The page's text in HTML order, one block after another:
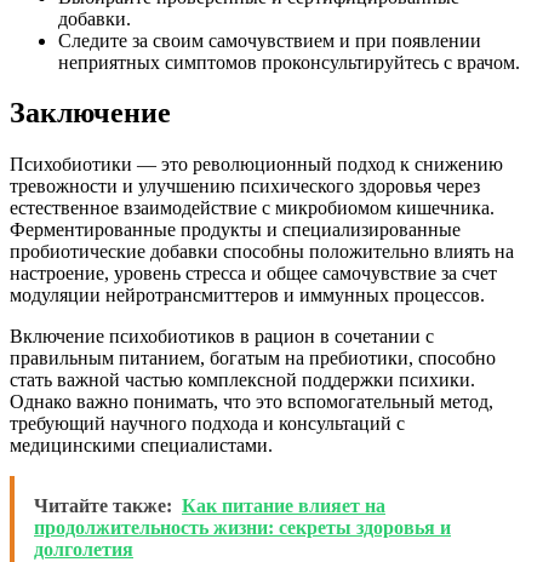
добавки.
Следите за своим самочувствием и при появлении
неприятных симптомов проконсультируйтесь с врачом.
Заключение
Психобиотики — это революционный подход к снижению
тревожности и улучшению психического здоровья через
естественное взаимодействие с микробиомом кишечника.
Ферментированные продукты и специализированные
пробиотические добавки способны положительно влиять на
настроение, уровень стресса и общее самочувствие за счет
модуляции нейротрансмиттеров и иммунных процессов.
Включение психобиотиков в рацион в сочетании с
правильным питанием, богатым на пребиотики, способно
стать важной частью комплексной поддержки психики.
Однако важно понимать, что это вспомогательный метод,
требующий научного подхода и консультаций с
медицинскими специалистами.
Читайте также: Как питание влияет на
продолжительность жизни: секреты здоровья и
долголетия